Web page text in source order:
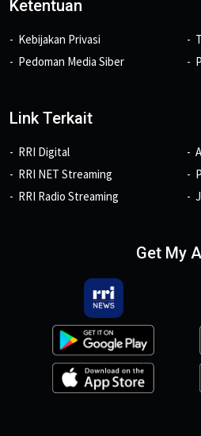
Ketentuan
Kebijakan Privasi
Pedoman Media Siber
Link Terkait
RRI Digital
RRI NET Streaming
RRI Radio Streaming
Get My